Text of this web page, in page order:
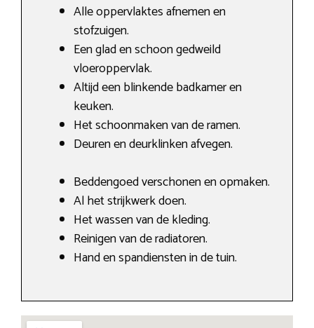
Alle oppervlaktes afnemen en
stofzuigen.
Een glad en schoon gedweild
vloeroppervlak.
Altijd een blinkende badkamer en
keuken.
Het schoonmaken van de ramen.
Deuren en deurklinken afvegen.
Beddengoed verschonen en opmaken.
Al het strijkwerk doen.
Het wassen van de kleding.
Reinigen van de radiatoren.
Hand en spandiensten in de tuin.